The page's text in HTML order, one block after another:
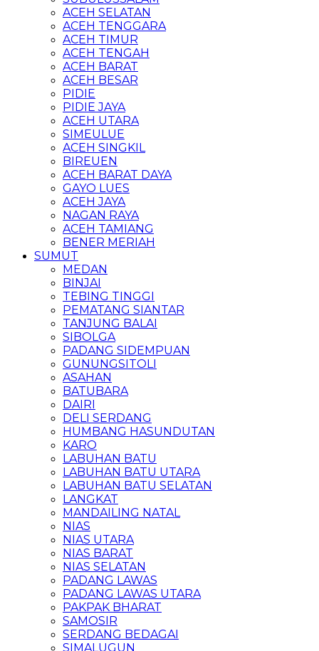
ACEH SELATAN
ACEH TENGGARA
ACEH TIMUR
ACEH TENGAH
ACEH BARAT
ACEH BESAR
PIDIE
PIDIE JAYA
ACEH UTARA
SIMEULUE
ACEH SINGKIL
BIREUEN
ACEH BARAT DAYA
GAYO LUES
ACEH JAYA
NAGAN RAYA
ACEH TAMIANG
BENER MERIAH
SUMUT
MEDAN
BINJAI
TEBING TINGGI
PEMATANG SIANTAR
TANJUNG BALAI
SIBOLGA
PADANG SIDEMPUAN
GUNUNGSITOLI
ASAHAN
BATUBARA
DAIRI
DELI SERDANG
HUMBANG HASUNDUTAN
KARO
LABUHAN BATU
LABUHAN BATU UTARA
LABUHAN BATU SELATAN
LANGKAT
MANDAILING NATAL
NIAS
NIAS UTARA
NIAS BARAT
NIAS SELATAN
PADANG LAWAS
PADANG LAWAS UTARA
PAKPAK BHARAT
SAMOSIR
SERDANG BEDAGAI
SIMALUGUN